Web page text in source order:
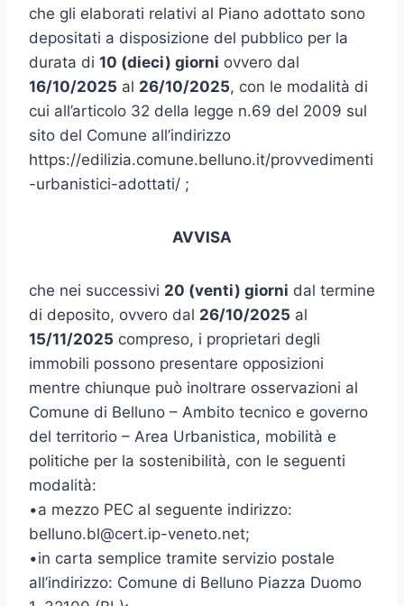
che gli elaborati relativi al Piano adottato sono
depositati a disposizione del pubblico per la
durata di 10 (dieci) giorni ovvero dal
16/10/2025 al 26/10/2025, con le modalità di
cui all’articolo 32 della legge n.69 del 2009 sul
sito del Comune all’indirizzo
https://edilizia.comune.belluno.it/provvedimenti
-urbanistici-adottati/ ;
AVVISA
che nei successivi 20 (venti) giorni dal termine
di deposito, ovvero dal 26/10/2025 al
15/11/2025 compreso, i proprietari degli
immobili possono presentare opposizioni
mentre chiunque può inoltrare osservazioni al
Comune di Belluno – Ambito tecnico e governo
del territorio – Area Urbanistica, mobilità e
politiche per la sostenibilità, con le seguenti
modalità:
•a mezzo PEC al seguente indirizzo:
belluno.bl@cert.ip-veneto.net;
•in carta semplice tramite servizio postale
all’indirizzo: Comune di Belluno Piazza Duomo